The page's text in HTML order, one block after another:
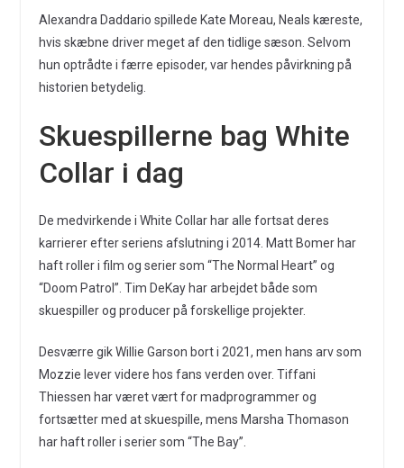
Alexandra Daddario spillede Kate Moreau, Neals kæreste,
hvis skæbne driver meget af den tidlige sæson. Selvom
hun optrådte i færre episoder, var hendes påvirkning på
historien betydelig.
Skuespillerne bag White
Collar i dag
De medvirkende i White Collar har alle fortsat deres
karrierer efter seriens afslutning i 2014. Matt Bomer har
haft roller i film og serier som “The Normal Heart” og
“Doom Patrol”. Tim DeKay har arbejdet både som
skuespiller og producer på forskellige projekter.
Desværre gik Willie Garson bort i 2021, men hans arv som
Mozzie lever videre hos fans verden over. Tiffani
Thiessen har været vært for madprogrammer og
fortsætter med at skuespille, mens Marsha Thomason
har haft roller i serier som “The Bay”.